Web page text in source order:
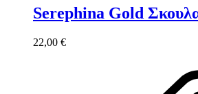
Serephina Gold
22,00 €